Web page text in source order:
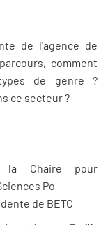
de l'agence de
comment
de genre ?
ce secteur ?
Chaire pour
Po
de BETC